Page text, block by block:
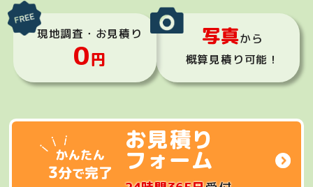
現地調査・お見積り
0円
写真から
概算見積り可能！
お見積り
フォーム